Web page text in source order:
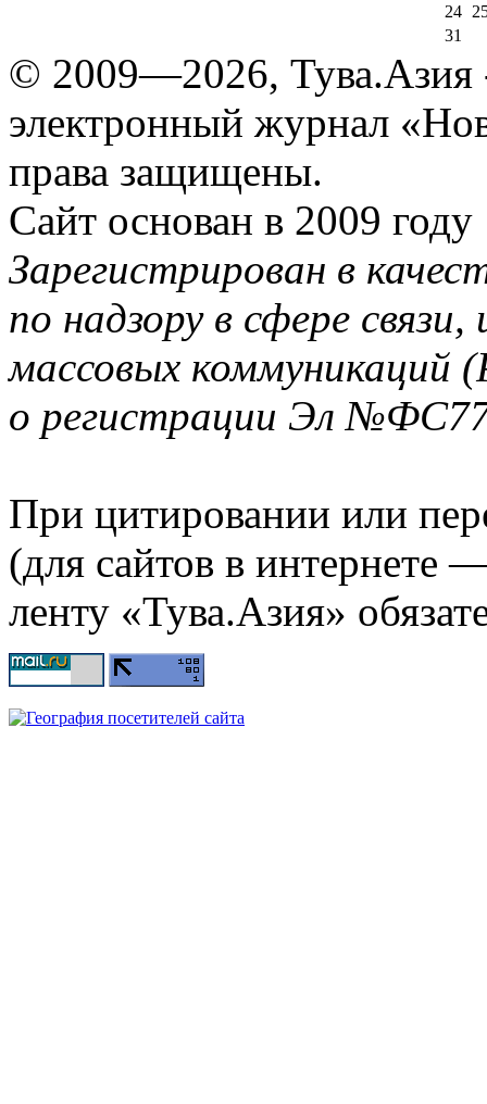
24
31
© 2009—2026, Тува.Азия
электронный журнал
права защищены.
Сайт основан в 2009 году
Зарегистрирован в
по надзору в сфере
массовых коммуникаций
о регистрации Эл
При цитировании или
(для сайтов в интернете
ленту «Тува.Азия»